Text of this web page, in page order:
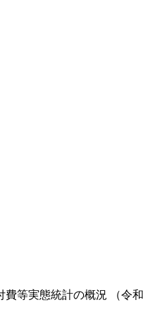
等実態統計の概況 （令